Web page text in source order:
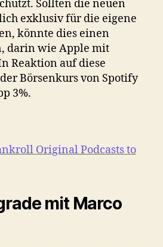
Sollten die neuen
exklusiv für die eigene
könnte dies einen
darin wie Apple mit
Reaktion auf diese
Börsenkurs von Spotify
3%.
Original Podcasts to
mit Marco